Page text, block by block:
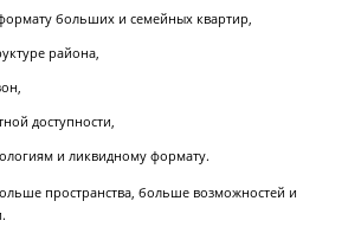
больших и семейных квартир,
района,
доступности,
и ликвидному формату.
пространства, больше возможностей и